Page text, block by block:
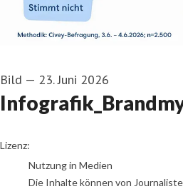
Bild — 23. Juni 2026
go to media item
Lizenz:
Nutzung in Medien
Die Inhalte können von